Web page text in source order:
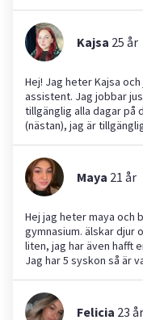
Kajsa 25 år
Hej! Jag heter Kajsa
assistent. Jag jobbar
tillgänglig alla dagar på
(nästan), jag är
Maya 21 år
Hej jag heter maya och
gymnasium. älskar djur
liten, jag har även hafft
Jag har 5 syskon så är
älskar att vara aktiv. På
kompisar,shoppa och
Felicia 23 år